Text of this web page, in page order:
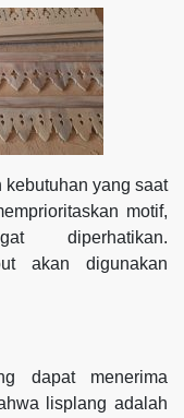
yang saat
motif,
diperhatikan.
akan digunakan
dapat menerima
lisplang adalah